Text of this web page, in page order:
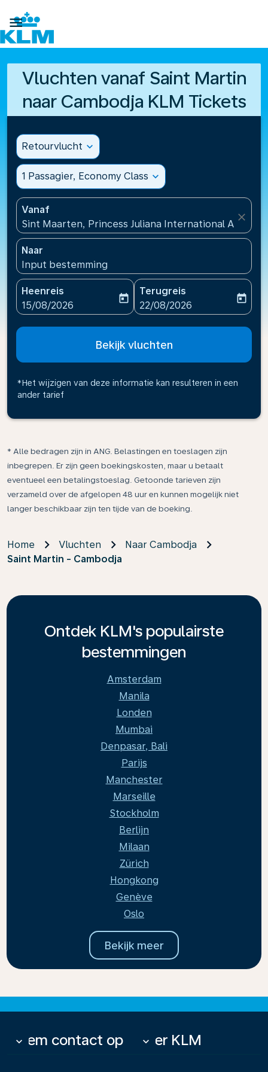

Vluchten vanaf Saint Martin
naar Cambodja KLM Tickets
Retourvlucht expand_more
1 Passagier, Economy Class expand_more
Vanaf
Sint Maarten, Princess Juliana International
close
Naar
Input bestemming
Heenreis
fc-booking-departure-date-aria-label
15/08/2026
today
Terugreis
fc-booking-return-date-
22/08/2026
today
Bekijk vluchten
*Het wijzigen van deze informatie kan resulteren in een
ander tarief
* Alle bedragen zijn in ANG. Belastingen en toeslagen zijn
inbegrepen. Er zijn geen boekingskosten, maar u betaalt
eventueel een betalingstoeslag. Getoonde tarieven zijn
verzameld over de afgelopen 48 uur en kunnen mogelijk niet
langer beschikbaar zijn ten tijde van de boeking.
Home Vluchten
Naar Cambodja
Saint Martin - Cambodja
Ontdek KLM's populairste
bestemmingen
Amsterdam
Manila
Londen
Mumbai
Denpasar, Bali
Parijs
Manchester
Marseille
Stockholm
Berlijn
Milaan
Zürich
Hongkong
Genève
Oslo
Bekijk meer
Neem contact op
keyboard_arrow_down Over KLM
keyboard_arrow_down